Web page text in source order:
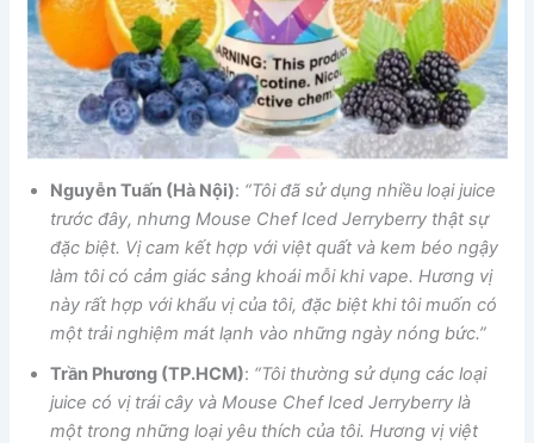
Nguyễn Tuấn (Hà Nội): “Tôi đã sử dụng nhiều loại juice
trước đây, nhưng Mouse Chef Iced Jerryberry thật sự
đặc biệt. Vị cam kết hợp với việt quất và kem béo ngậy
làm tôi có cảm giác sảng khoái mỗi khi vape. Hương vị
này rất hợp với khẩu vị của tôi, đặc biệt khi tôi muốn có
một trải nghiệm mát lạnh vào những ngày nóng bức.”
Trần Phương (TP.HCM): “Tôi thường sử dụng các loại
juice có vị trái cây và Mouse Chef Iced Jerryberry là
một trong những loại yêu thích của tôi. Hương vị việt